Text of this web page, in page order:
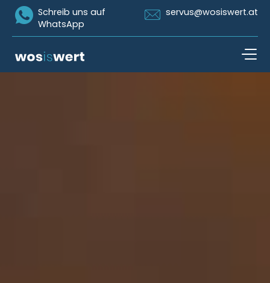
Icon Whatsapp
Schreib uns auf
WhatsApp
Icon Email
servus@wosiswert.at